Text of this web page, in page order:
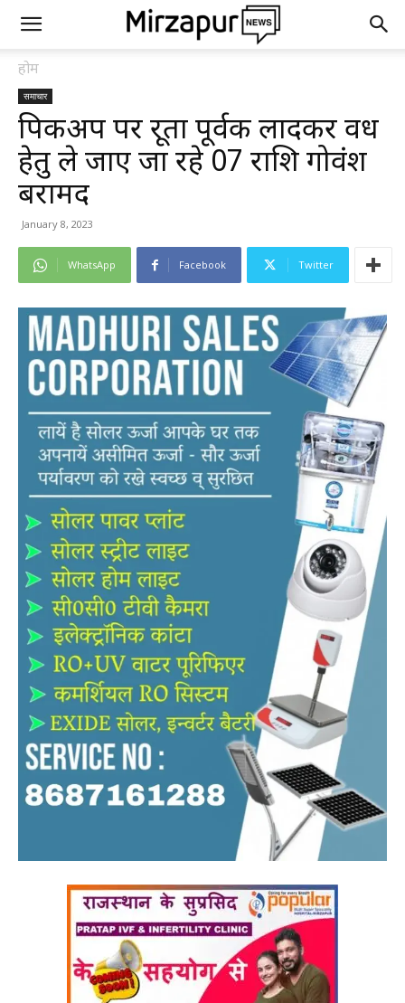
होम
समाचार
पिकअप पर क्रूरता पूर्वक लादकर वध
हेतु ले जाए जा रहे 07 राशि गोवंश
बरामद
January 8, 2023
WhatsApp Facebook Twitter